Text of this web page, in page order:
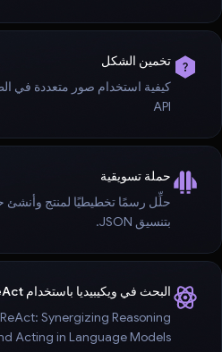
تخمين الشكل
API
حملة تسويقية
حلِّل رسمًا تخطيطيًا لمنتج وأنشئ
بتنسيق JSON.
البحث في ويكيبيديا باستخدام ReAct
Synergizing Reasoning
Acting in Language Models